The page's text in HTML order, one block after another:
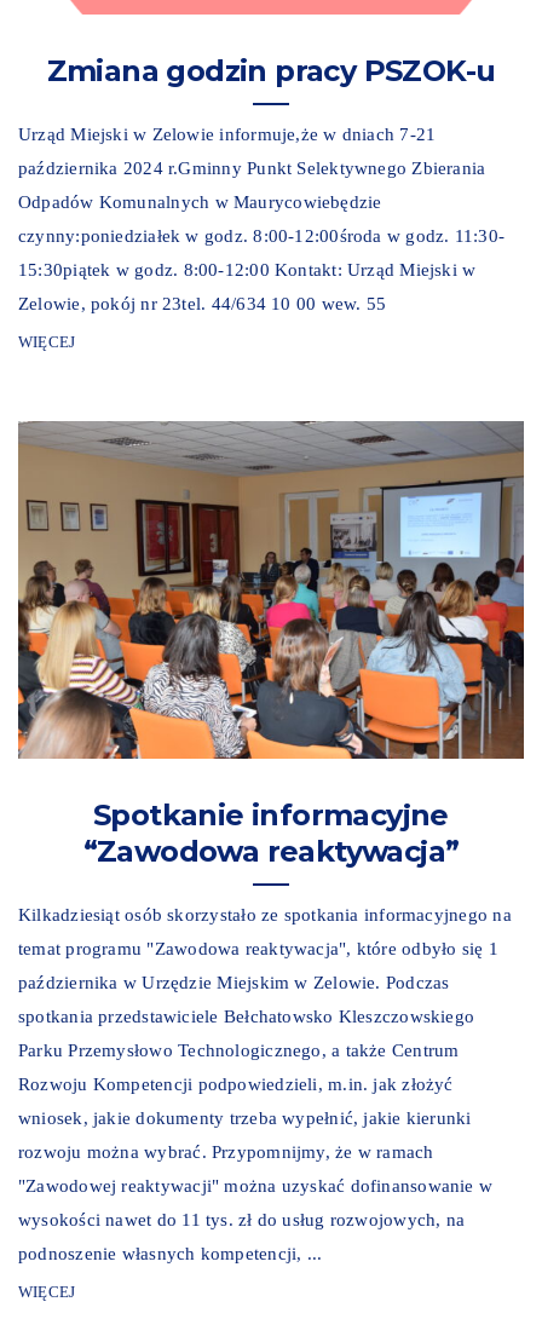
Zmiana godzin pracy PSZOK-u
Urząd Miejski w Zelowie informuje,że w dniach 7-21
października 2024 r.Gminny Punkt Selektywnego Zbierania
Odpadów Komunalnych w Maurycowiebędzie
czynny:poniedziałek w godz. 8:00-12:00środa w godz. 11:30-
15:30piątek w godz. 8:00-12:00 Kontakt: Urząd Miejski w
Zelowie, pokój nr 23tel. 44/634 10 00 wew. 55
WIĘCEJ
Spotkanie informacyjne
“Zawodowa reaktywacja”
Kilkadziesiąt osób skorzystało ze spotkania informacyjnego na
temat programu "Zawodowa reaktywacja", które odbyło się 1
października w Urzędzie Miejskim w Zelowie. Podczas
spotkania przedstawiciele Bełchatowsko Kleszczowskiego
Parku Przemysłowo Technologicznego, a także Centrum
Rozwoju Kompetencji podpowiedzieli, m.in. jak złożyć
wniosek, jakie dokumenty trzeba wypełnić, jakie kierunki
rozwoju można wybrać. Przypomnijmy, że w ramach
"Zawodowej reaktywacji" można uzyskać dofinansowanie w
wysokości nawet do 11 tys. zł do usług rozwojowych, na
podnoszenie własnych kompetencji, ...
WIĘCEJ